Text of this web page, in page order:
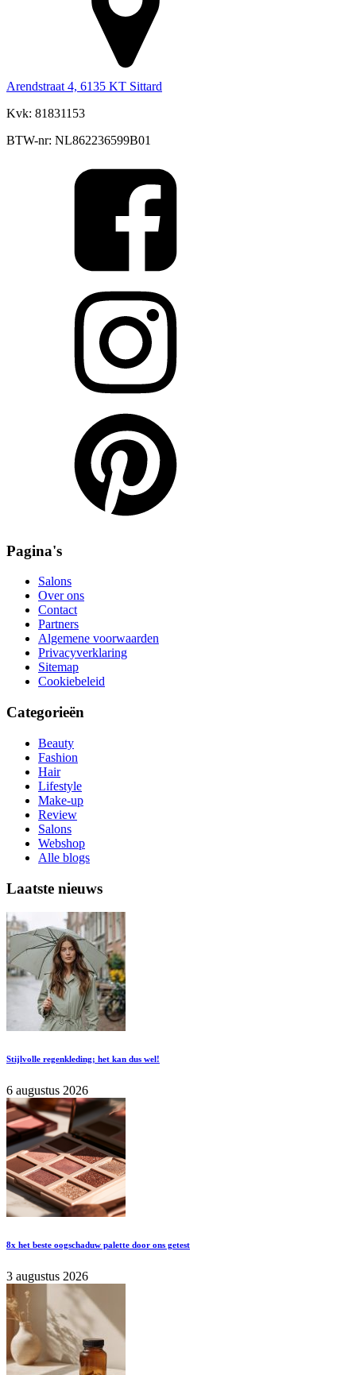
Arendstraat 4, 6135 KT Sittard
Kvk: 81831153
BTW-nr: NL862236599B01
Pagina's
Salons
Over ons
Contact
Partners
Algemene voorwaarden
Privacyverklaring
Sitemap
Cookiebeleid
Categorieën
Beauty
Fashion
Hair
Lifestyle
Make-up
Review
Salons
Webshop
Alle blogs
Laatste nieuws
Stijlvolle regenkleding; het kan dus wel!
6 augustus 2026
8x het beste oogschaduw palette door ons getest
3 augustus 2026